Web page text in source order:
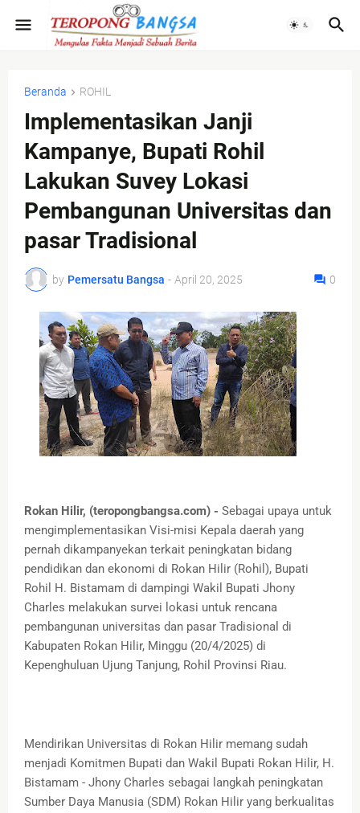
Beranda ROHIL
Implementasikan Janji
Kampanye, Bupati Rohil
Lakukan Suvey Lokasi
Pembangunan Universitas dan
pasar Tradisional
by Pemersatu Bangsa - April 20, 2025 0
Rokan Hilir, (teropongbangsa.com) - Sebagai upaya untuk
mengimplementasikan Visi-misi Kepala daerah yang
pernah dikampanyekan terkait peningkatan bidang
pendidikan dan ekonomi di Rokan Hilir (Rohil), Bupati
Rohil H. Bistamam di dampingi Wakil Bupati Jhony
Charles melakukan survei lokasi untuk rencana
pembangunan universitas dan pasar Tradisional di
Kabupaten Rokan Hilir, Minggu (20/4/2025) di
Kepenghuluan Ujung Tanjung, Rohil Provinsi Riau.
Mendirikan Universitas di Rokan Hilir memang sudah
menjadi Komitmen Bupati dan Wakil Bupati Rokan Hilir, H.
Bistamam - Jhony Charles sebagai langkah peningkatan
Sumber Daya Manusia (SDM) Rokan Hilir yang berkualitas